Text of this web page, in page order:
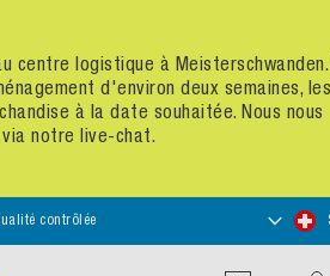
centre logistique à Meisterschwanden.
d'environ deux semaines, les
à la date souhaitée. Nous nous
via notre live-chat.
contrôlée
Choisir